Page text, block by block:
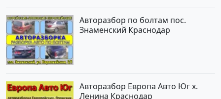
Авторазбор по болтам пос.
Знаменский Краснодар
Авторазбор Европа Авто Юг х.
Ленина Краснодар